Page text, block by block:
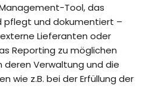
Tool, das
pflegt und dokumentiert –
Lieferanten oder
Reporting zu möglichen
Verwaltung und die
wie z.B. bei der Erfüllung der